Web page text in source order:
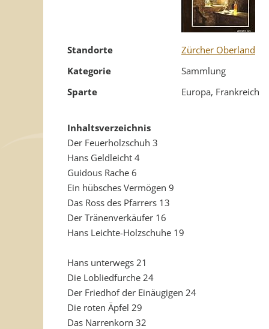
Standorte
Zürcher Oberland
Kategorie
Sammlung
Sparte
Europa, Frankreich
Inhaltsverzeichnis
Der Feuerholzschuh 3
Hans Geldleicht 4
Guidous Rache 6
Ein hübsches Vermögen 9
Das Ross des Pfarrers 13
Der Tränenverkäufer 16
Hans Leichte-Holzschuhe 19
Hans unterwegs 21
Die Lobliedfurche 24
Der Friedhof der Einäugigen 24
Die roten Äpfel 29
Das Narrenkorn 32